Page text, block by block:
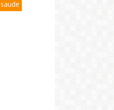
saude